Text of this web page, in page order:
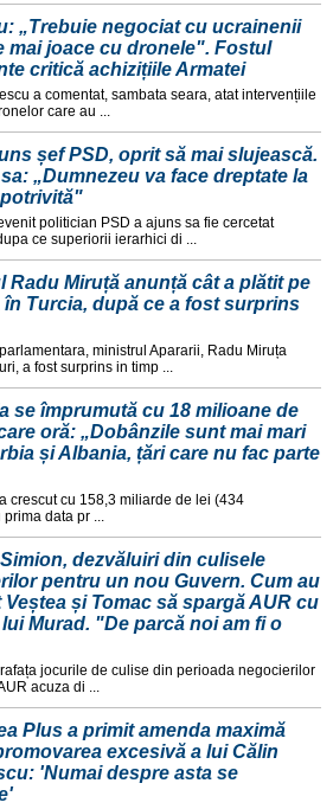
„Trebuie negociat cu ucrainenii
mai joace cu dronele". Fostul
critică achizițiile Armatei
a comentat, sambata seara, atat intervențiile
care au ...
șef PSD, oprit să mai slujească.
„Dumnezeu va face dreptate la
politician PSD a ajuns sa fie cercetat
ce superiorii ierarhici di ...
Radu Miruță anunță cât a plătit pe
în Turcia, după ce a fost surprins
ministrul Apararii, Radu Miruța
a fost surprins in timp ...
se împrumută cu 18 milioane de
oră: „Dobânzile sunt mai mari
și Albania, țări care nu fac parte
crescut cu 158,3 miliarde de lei (434
data pr ...
dezvăluiri din culisele
pentru un nou Guvern. Cum au
și Tomac să spargă AUR cu
Murad. "De parcă noi am fi o
jocurile de culise din perioada negocierilor
acuza di ...
Plus a primit amenda maximă
excesivă a lui Călin
'Numai despre asta se